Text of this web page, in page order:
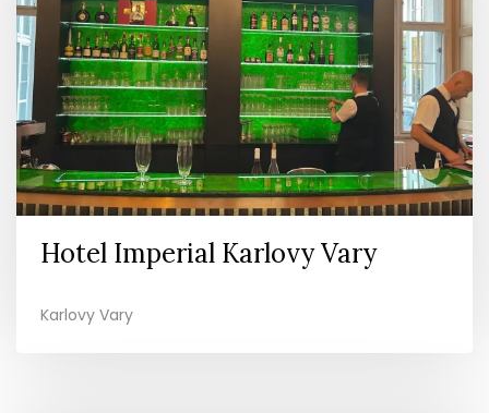
Hotel Imperial Karlovy Vary
Karlovy Vary